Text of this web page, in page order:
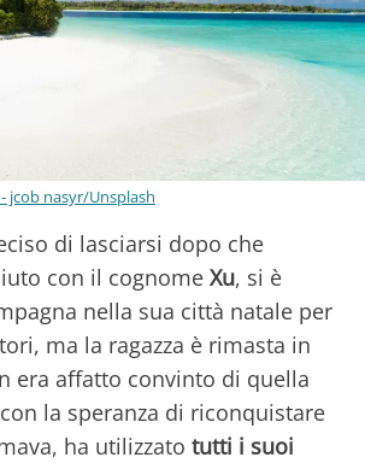
jcob nasyr/Unsplash
di lasciarsi dopo che
con il cognome Xu, si è
nella sua città natale per
ma la ragazza è rimasta in
era affatto convinto di quella
la speranza di riconquistare
ha utilizzato tutti i suoi